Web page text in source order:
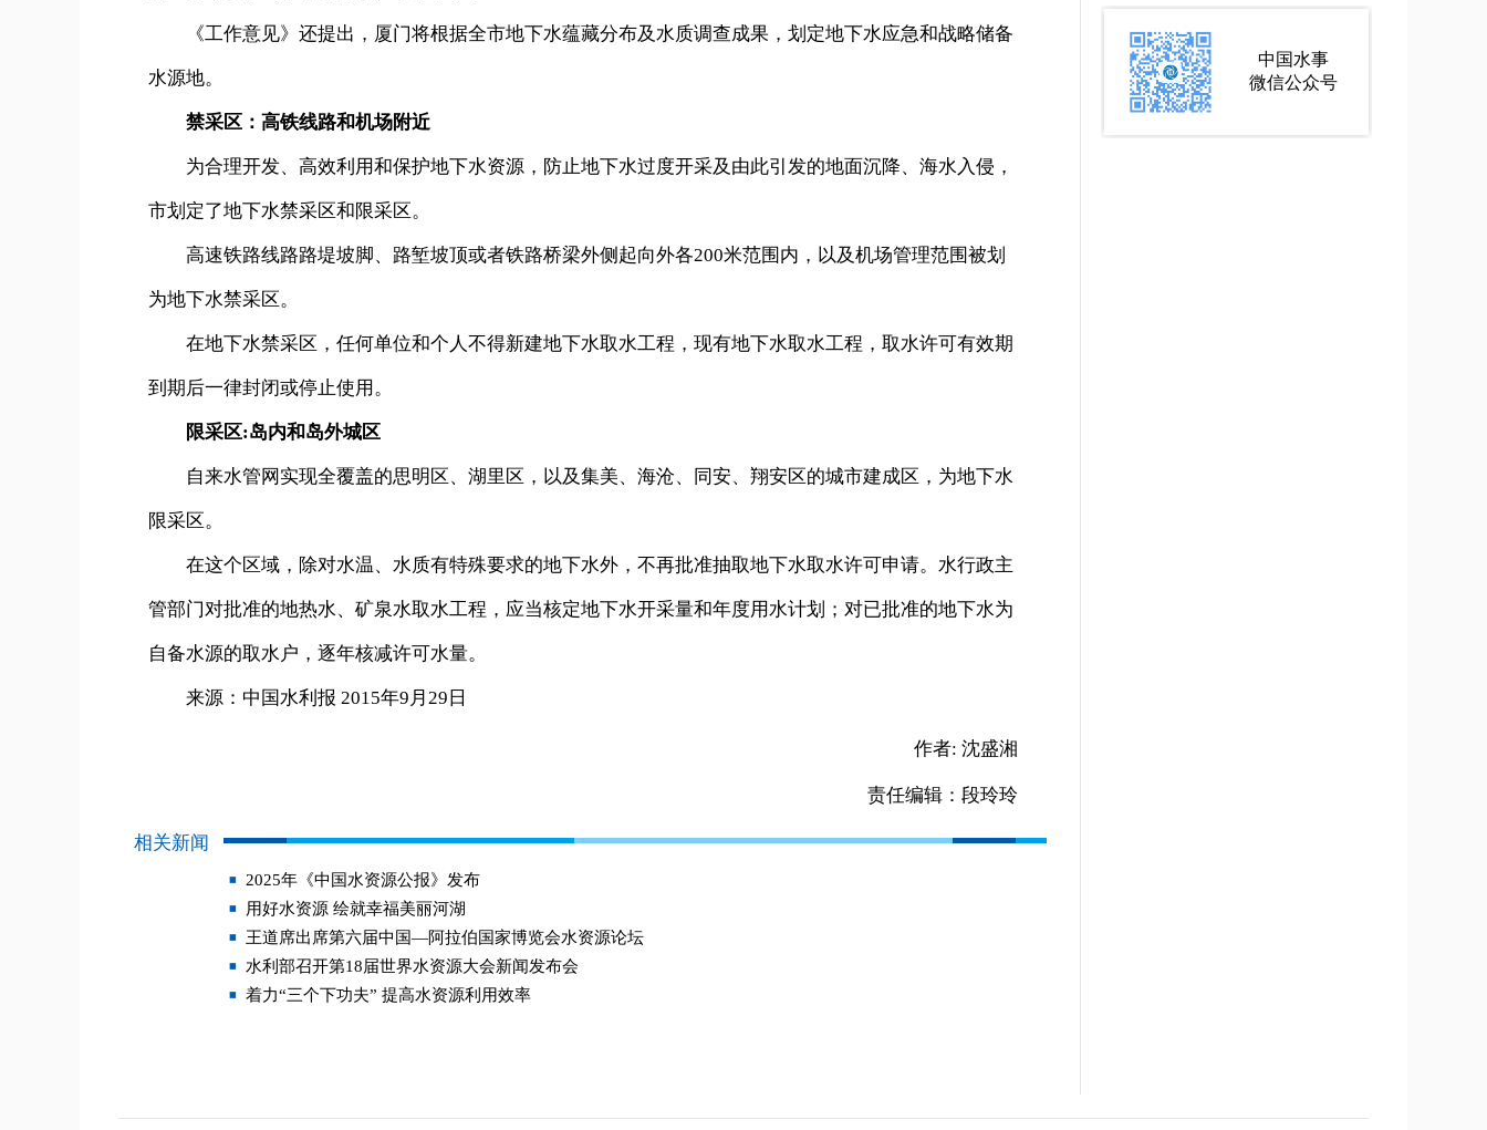
《工作意见》还提出，厦门将根据全市地下水蕴藏分布及水质调查成果，划定地下水应急和战略储备
水源地。
禁采区：高铁线路和机场附近
为合理开发、高效利用和保护地下水资源，防止地下水过度开采及由此引发的地面沉降、海水入侵，
市划定了地下水禁采区和限采区。
高速铁路线路路堤坡脚、路堑坡顶或者铁路桥梁外侧起向外各200米范围内，以及机场管理范围被划
为地下水禁采区。
在地下水禁采区，任何单位和个人不得新建地下水取水工程，现有地下水取水工程，取水许可有效期
到期后一律封闭或停止使用。
限采区:岛内和岛外城区
自来水管网实现全覆盖的思明区、湖里区，以及集美、海沧、同安、翔安区的城市建成区，为地下水
限采区。
在这个区域，除对水温、水质有特殊要求的地下水外，不再批准抽取地下水取水许可申请。水行政主
管部门对批准的地热水、矿泉水取水工程，应当核定地下水开采量和年度用水计划；对已批准的地下水为
自备水源的取水户，逐年核减许可水量。
来源：中国水利报 2015年9月29日
作者: 沈盛湘
责任编辑：段玲玲
相关新闻
2025年《中国水资源公报》发布
用好水资源 绘就幸福美丽河湖
王道席出席第六届中国—阿拉伯国家博览会水资源论坛
水利部召开第18届世界水资源大会新闻发布会
着力“三个下功夫” 提高水资源利用效率